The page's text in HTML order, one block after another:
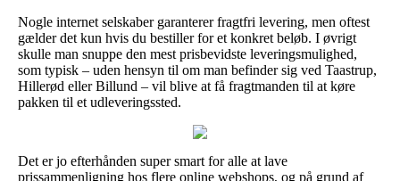
Nogle internet selskaber garanterer fragtfri levering, men oftest
gælder det kun hvis du bestiller for et konkret beløb. I øvrigt
skulle man snuppe den mest prisbevidste leveringsmulighed,
som typisk – uden hensyn til om man befinder sig ved Taastrup,
Hillerød eller Billund – vil blive at få fragtmanden til at køre
pakken til et udleveringssted.
Det er jo efterhånden super smart for alle at lave
prissammenligning hos flere online webshops, og på grund af